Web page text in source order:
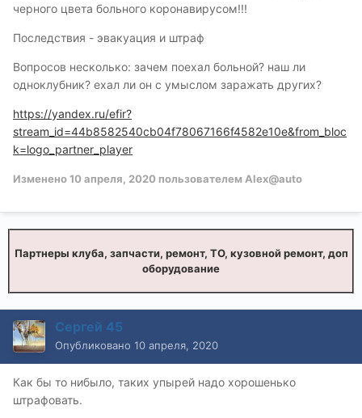
черного цвета больного коронавирусом!!!
Последствия - эвакуация и штраф
Вопросов несколько: зачем поехал больной? наш ли
одноклубник? ехал ли он с умыслом заражать других?
https://yandex.ru/efir?
stream_id=44b8582540cb04f78067166f4582e10e&from_bloc
k=logo_partner_player
Изменено10 апреля, 2020 пользователем Alex@auto
Партнеры клуба, запчасти, ремонт, ТО, кузовной ремонт, доп
оборудование
Сергей 45
Опубликовано 10 апреля, 2020
Как бы то нибыло, таких упырей надо хорошенько
штрафовать.